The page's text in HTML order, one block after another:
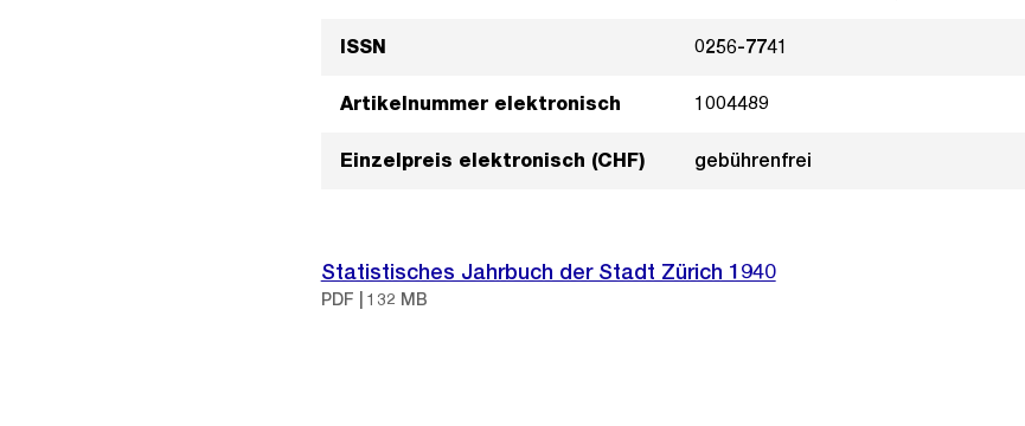
ISSN 0256-7741
Artikelnummer elektronisch 1004489
Einzelpreis elektronisch (CHF) gebührenfrei
Statistisches Jahrbuch der Stadt Zürich 1940
PDF | 132 MB